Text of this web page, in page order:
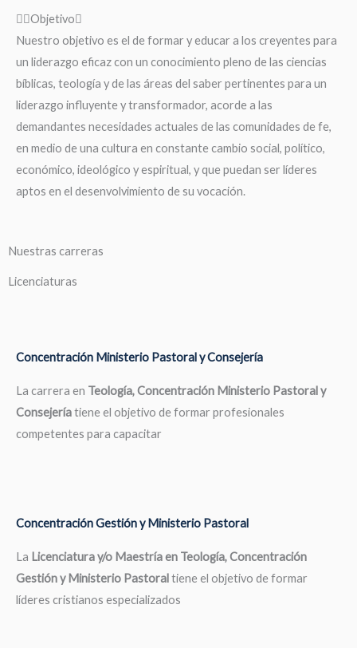
Objetivo
Nuestro objetivo es el de formar y educar a los creyentes para
un liderazgo eficaz con un conocimiento pleno de las ciencias
bíblicas, teología y de las áreas del saber pertinentes para un
liderazgo influyente y transformador, acorde a las
demandantes necesidades actuales de las comunidades de fe,
en medio de una cultura en constante cambio social, político,
económico, ideológico y espiritual, y que puedan ser líderes
aptos en el desenvolvimiento de su vocación.
Nuestras carreras
Licenciaturas
Concentración Ministerio Pastoral y Consejería
La carrera en Teología, Concentración Ministerio Pastoral y
Consejeríatiene el objetivo de formar profesionales
competentes para capacitar
Concentración Gestión y Ministerio Pastoral
La Licenciatura y/o Maestría en Teología, Concentración
Gestión y Ministerio Pastoraltiene el objetivo de formar
líderes cristianos especializados